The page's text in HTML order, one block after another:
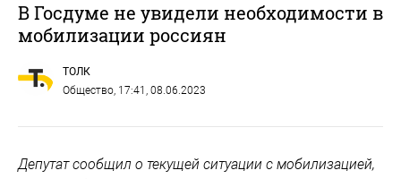
В Госдуме не увидели необходимости в
мобилизации россиян
ТОЛК
Общество, 17:41, 08.06.2023
Депутат сообщил о текущей ситуации с мобилизацией,